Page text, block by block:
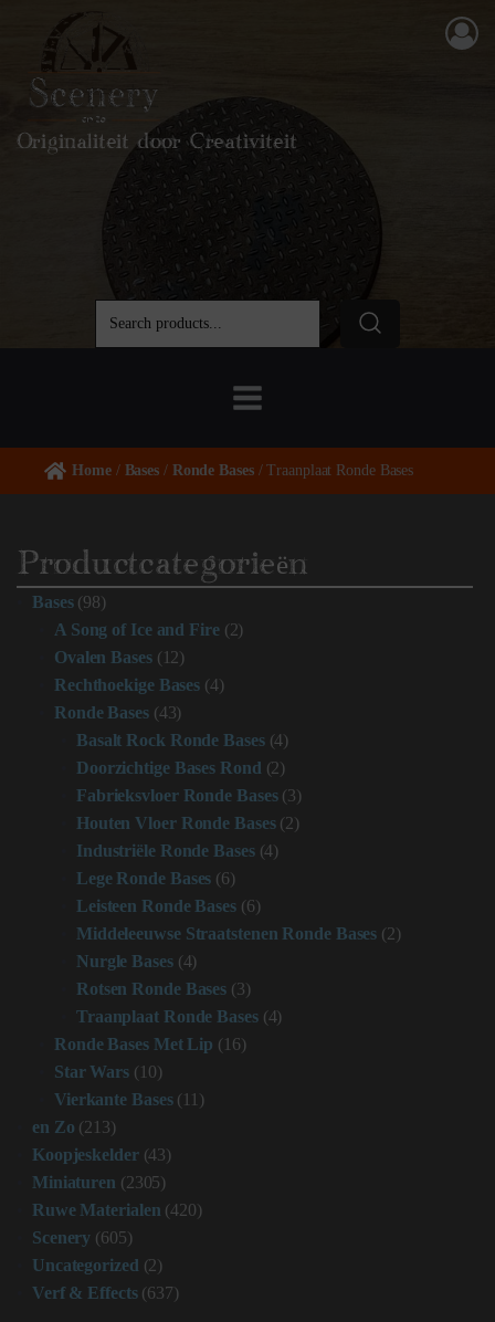
Originaliteit door Creativiteit
Home/ Bases / Ronde Bases/ Traanplaat Ronde Bases
Productcategorieën
Bases (98)
A Song of Ice and Fire (2)
Ovalen Bases (12)
Rechthoekige Bases (4)
Ronde Bases (43)
Basalt Rock Ronde Bases (4)
Doorzichtige Bases Rond (2)
Fabrieksvloer Ronde Bases (3)
Houten Vloer Ronde Bases (2)
Industriële Ronde Bases (4)
Lege Ronde Bases (6)
Leisteen Ronde Bases (6)
Middeleeuwse Straatstenen Ronde Bases (2)
Nurgle Bases (4)
Rotsen Ronde Bases (3)
Traanplaat Ronde Bases (4)
Ronde Bases Met Lip (16)
Star Wars (10)
Vierkante Bases (11)
en Zo (213)
Koopjeskelder (43)
Miniaturen (2305)
Ruwe Materialen (420)
Scenery (605)
Uncategorized (2)
Verf & Effects (637)